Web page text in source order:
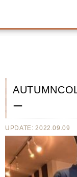
ー
UPDATE: 2022.09.09